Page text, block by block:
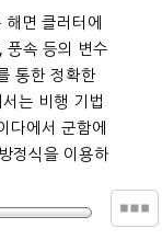
면 클러터에
풍속 등의 변수
는 비행 기법
다에서 군함에
정식을 이용하